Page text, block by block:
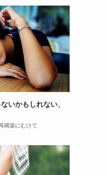
いかもしれない、
構築にむけて